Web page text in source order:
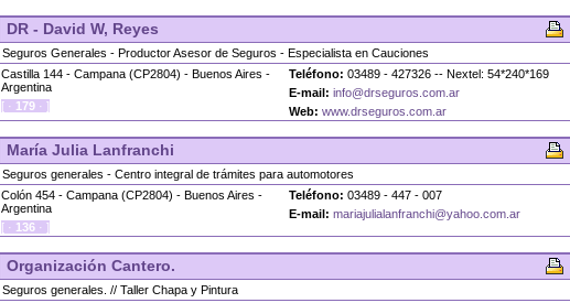
DR - David W, Reyes
Seguros Generales - Productor Asesor de Seguros - Especialista en Cauciones
Castilla 144 - Campana (CP2804) - Buenos Aires -
Argentina
[ · 179 · ]
Teléfono: 03489 - 427326 -- Nextel: 54*240*169
E-mail: info@drseguros.com.ar
Web: www.drseguros.com.ar
María Julia Lanfranchi
Seguros generales - Centro integral de trámites para automotores
Colón 454 - Campana (CP2804) - Buenos Aires -
Argentina
[ · 136 · ]
Teléfono: 03489 - 447 - 007
E-mail: mariajulialanfranchi@yahoo.com.ar
Organización Cantero.
Seguros generales. // Taller Chapa y Pintura